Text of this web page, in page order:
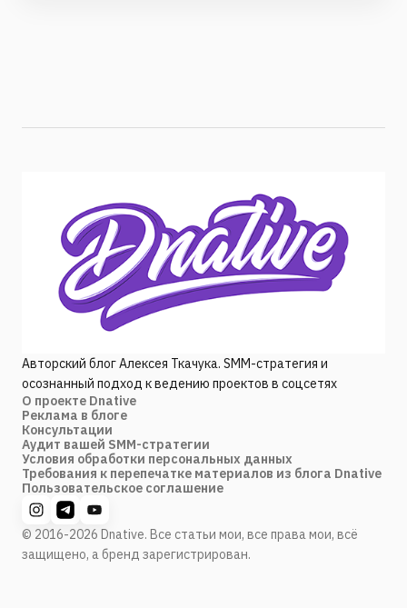
Авторский блог Алексея Ткачука. SMM-стратегия и
осознанный подход к ведению проектов в соцсетях
О проекте Dnative
Реклама в блоге
Консультации
Аудит вашей SMM-стратегии
Условия обработки персональных данных
Требования к перепечатке материалов из блога Dnative
Пользовательское соглашение
© 2016-2026 Dnative. Все статьи мои, все права мои, всё
защищено, а бренд зарегистрирован.